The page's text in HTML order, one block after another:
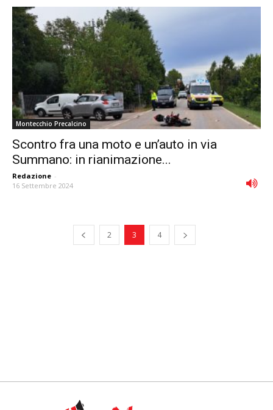
Montecchio Precalcino
Scontro fra una moto e un’auto in via
Summano: in rianimazione...
Redazione -
16 Settembre 2024
2 3 4